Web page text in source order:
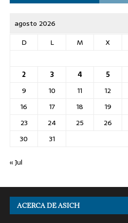
agosto 2026
D
L M X
2
3 4 5
9
10 11 12
16
17 18 19
23
24 25 26
30
31
« Jul
ACERCA DE ASICH